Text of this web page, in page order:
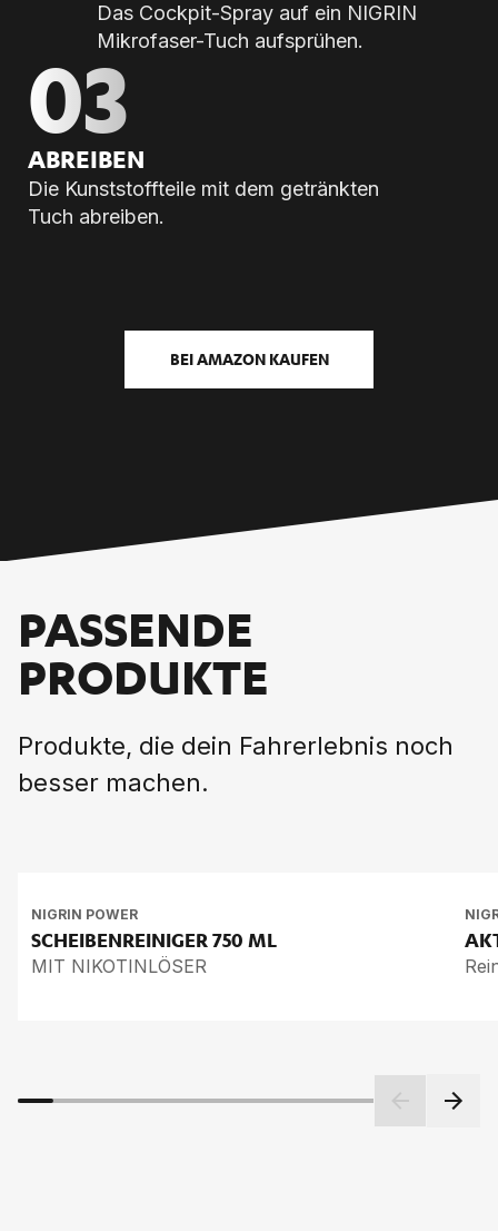
Das Cockpit-Spray auf ein NIGRIN
Mikrofaser-Tuch aufsprühen.
03
AB­REI­BEN
Die Kunststoffteile mit dem getränkten
Tuch abreiben.
BEI AMAZON KAUFEN
PASSENDE
PRODUKTE
Produkte, die dein Fahrerlebnis noch
besser machen.
NIGRIN POWER
SCHEI­BEN­REI­NI­GER750 ML
MIT NIKOTINLÖSER